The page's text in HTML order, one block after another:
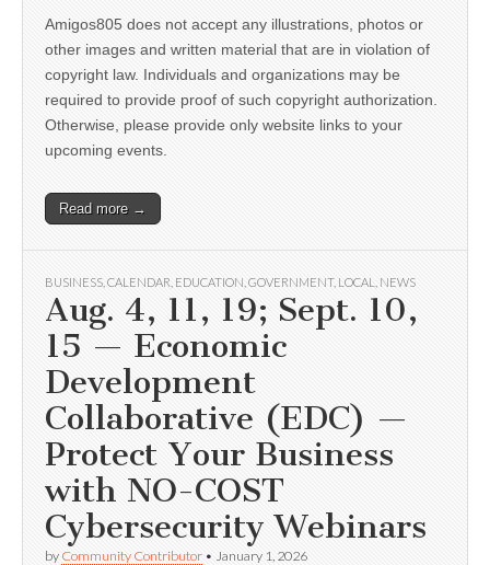
Amigos805 does not accept any illustrations, photos or
other images and written material that are in violation of
copyright law. Individuals and organizations may be
required to provide proof of such copyright authorization.
Otherwise, please provide only website links to your
upcoming events.
Read more →
BUSINESS CALENDAR EDUCATION GOVERNMENT, LOCAL NEWS
Aug. 4, 11, 19; Sept. 10,
15 — Economic
Development
Collaborative (EDC) —
Protect Your Business
with NO-COST
Cybersecurity Webinars
by Community Contributor • January 1, 2026